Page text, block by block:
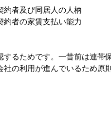
約者及び同居人の人柄
約者の家賃支払い能力
するためです。一昔前は連帯
社の利用が進んでいるため原